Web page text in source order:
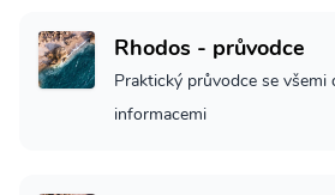
Rhodos - průvodce
Praktický průvodce se všemi
informacemi